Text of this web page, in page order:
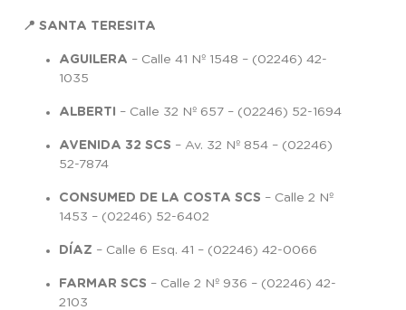
📍 SANTA TERESITA
AGUILERA – Calle 41 Nº 1548 – (02246) 42-
1035
ALBERTI – Calle 32 Nº 657 – (02246) 52-1694
AVENIDA 32 SCS – Av. 32 Nº 854 – (02246)
52-7874
CONSUMED DE LA COSTA SCS – Calle 2 Nº
1453 – (02246) 52-6402
DÍAZ – Calle 6 Esq. 41 – (02246) 42-0066
FARMAR SCS – Calle 2 Nº 936 – (02246) 42-
2103